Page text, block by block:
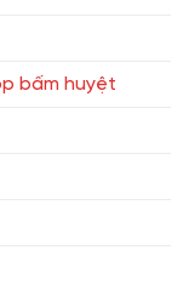
bấm huyệt